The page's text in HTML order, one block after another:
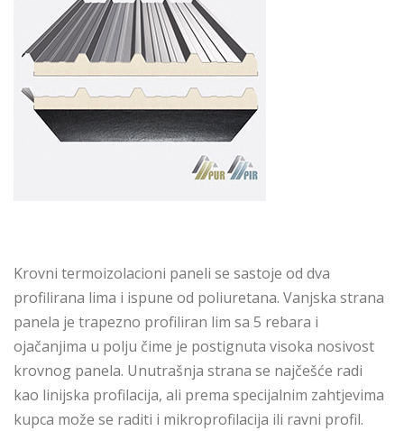
Krovni termoizolacioni paneli se sastoje od dva
profilirana lima i ispune od poliuretana. Vanjska strana
panela je trapezno profiliran lim sa 5 rebara i
ojačanjima u polju čime je postignuta visoka nosivost
krovnog panela. Unutrašnja strana se najčešće radi
kao linijska profilacija, ali prema specijalnim zahtjevima
kupca može se raditi i mikroprofilacija ili ravni profil.